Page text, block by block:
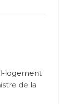
logement
de la